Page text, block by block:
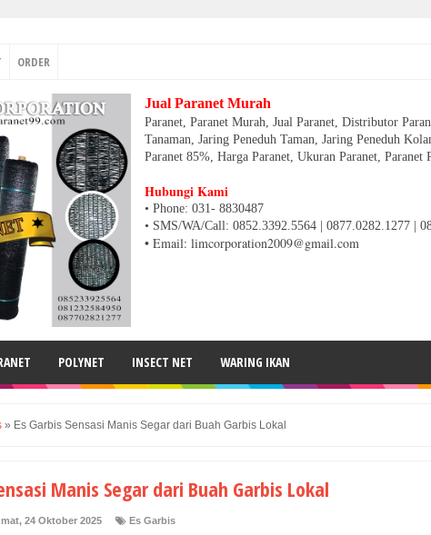
ORDER
Jual Paranet Murah
Paranet, Paranet Murah, Jual Paranet, Distributor
Tanaman, Jaring Peneduh Taman, Jaring Peneduh
Paranet 85%, Harga Paranet, Ukuran Paranet, Paranet
Hubungi Kami
• Phone: 031- 8830487
• SMS/WA/Call: 0852.3392.5564 | 0877.0282.1277 |
• Email: limcorporation2009@gmail.com
POLYNET INSECT NET WARING IKAN
» Es Garbis Sensasi Manis Segar dari Buah Garbis Lokal
Manis Segar dari Buah Garbis Lokal
24 Oktober 2025 Es Garbis